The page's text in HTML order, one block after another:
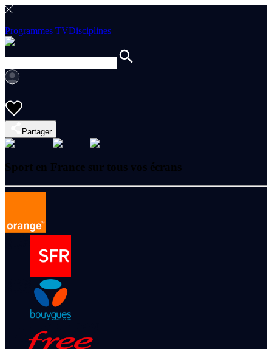
Programmes TVDisciplines
Partager
Sport en France sur tous vos écrans